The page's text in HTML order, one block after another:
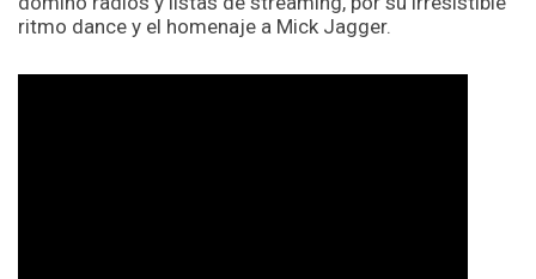
ritmo dance y el homenaje a Mick Jagger.